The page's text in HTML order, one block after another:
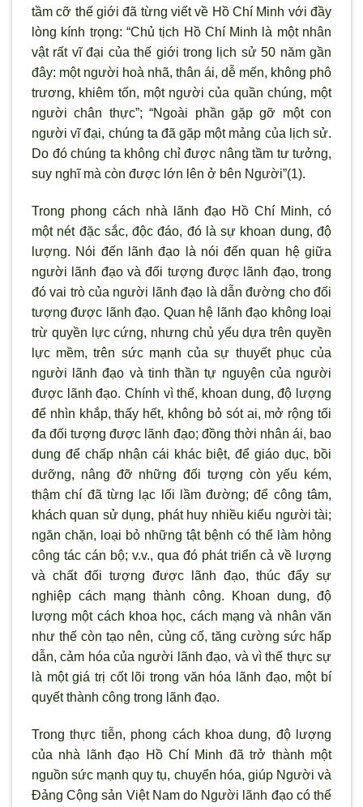
tầm cỡ thế giới đã từng viết về Hồ Chí Minh với đầy
lòng kính trọng: “Chủ tịch Hồ Chí Minh là một nhân
vật rất vĩ đại của thế giới trong lịch sử 50 năm gần
đây: một người hoà nhã, thân ái, dễ mến, không phô
trương, khiêm tốn, một người của quần chúng, một
người chân thực”; “Ngoài phần gặp gỡ một con
người vĩ đại, chúng ta đã gặp một mảng của lịch sử.
Do đó chúng ta không chỉ được nâng tầm tư tưởng,
suy nghĩ mà còn được lớn lên ở bên Người”(1).
Trong phong cách nhà lãnh đạo Hồ Chí Minh, có
một nét đặc sắc, độc đáo, đó là sự khoan dung, độ
lượng. Nói đến lãnh đạo là nói đến quan hệ giữa
người lãnh đạo và đối tượng được lãnh đạo, trong
đó vai trò của người lãnh đạo là dẫn đường cho đối
tượng được lãnh đạo. Quan hệ lãnh đạo không loại
trừ quyền lực cứng, nhưng chủ yếu dựa trên quyền
lực mềm, trên sức mạnh của sự thuyết phục của
người lãnh đạo và tinh thần tự nguyện của người
được lãnh đạo. Chính vì thế, khoan dung, độ lượng
để nhìn khắp, thấy hết, không bỏ sót ai, mở rộng tối
đa đối tượng được lãnh đạo; đồng thời nhân ái, bao
dung để chấp nhận cái khác biệt, để giáo dục, bồi
dưỡng, nâng đỡ những đối tượng còn yếu kém,
thậm chí đã từng lạc lối lầm đường; để công tâm,
khách quan sử dụng, phát huy nhiều kiểu người tài;
ngăn chặn, loại bỏ những tật bệnh có thể làm hỏng
công tác cán bộ; v.v., qua đó phát triển cả về lượng
và chất đối tượng được lãnh đạo, thúc đẩy sự
nghiệp cách mạng thành công. Khoan dung, độ
lượng một cách khoa học, cách mạng và nhân văn
như thế còn tạo nên, củng cố, tăng cường sức hấp
dẫn, cảm hóa của người lãnh đạo, và vì thế thực sự
là một giá trị cốt lõi trong văn hóa lãnh đạo, một bí
quyết thành công trong lãnh đạo.
Trong thực tiễn, phong cách khoa dung, độ lượng
của nhà lãnh đạo Hồ Chí Minh đã trở thành một
nguồn sức mạnh quy tụ, chuyển hóa, giúp Người và
Đảng Cộng sản Việt Nam do Người lãnh đạo có thể